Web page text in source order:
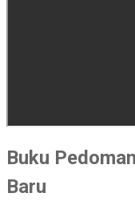
Buku
Baru